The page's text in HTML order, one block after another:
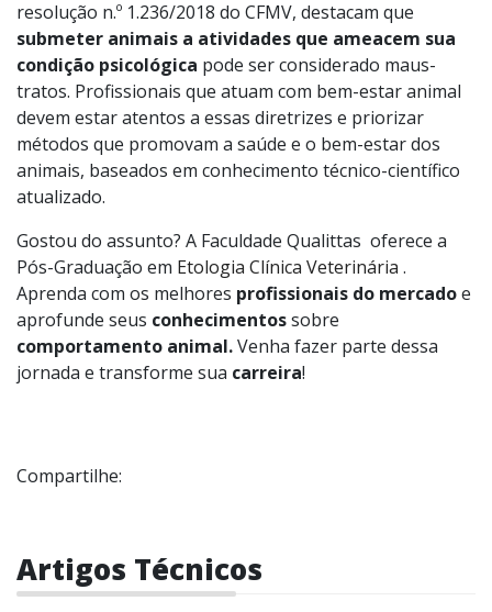
resolução n.º 1.236/2018 do CFMV, destacam que
submeter animais a atividades que ameacem sua
condição psicológica pode ser considerado maus-
tratos. Profissionais que atuam com bem-estar animal
devem estar atentos a essas diretrizes e priorizar
métodos que promovam a saúde e o bem-estar dos
animais, baseados em conhecimento técnico-científico
atualizado.
Gostou do assunto? A Faculdade Qualittas oferece a
Pós-Graduação em Etologia Clínica Veterinária .
Aprenda com os melhores profissionais do mercadoe
aprofunde seus conhecimentossobre
comportamento animal.Venha fazer parte dessa
jornada e transforme sua carreira!
Compartilhe:
Artigos Técnicos